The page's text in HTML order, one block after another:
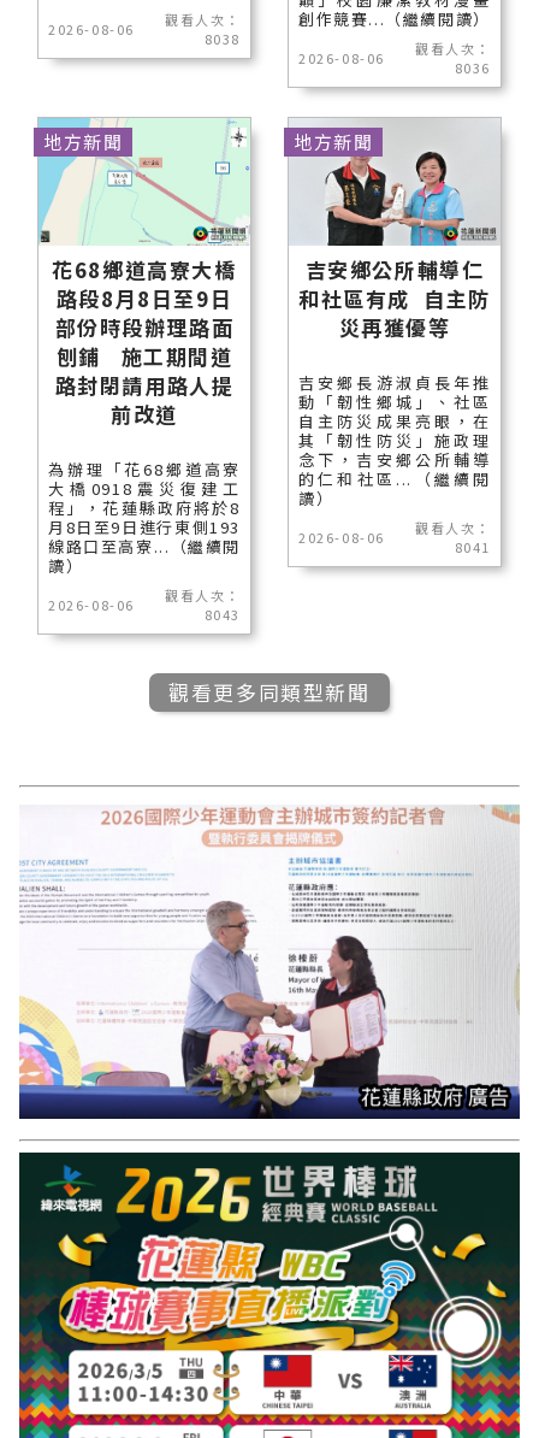
2026-08-06
觀看人次：
8038
創作競賽...（繼續閱讀）
2026-08-06
觀看人次：
8036
花68鄉道高寮大橋
路段8月8日至9日
部份時段辦理路面
刨鋪 施工期間道
路封閉請用路人提
前改道
為辦理「花68鄉道高寮
大橋0918震災復建工
程」，花蓮縣政府將於8
月8日至9日進行東側193
線路口至高寮...（繼續閱
讀）
2026-08-06
觀看人次：
8043
地方新聞
吉安鄉公所輔導仁
和社區有成 自主防
災再獲優等
吉安鄉長游淑貞長年推
動「韌性鄉城」、社區
自主防災成果亮眼，在
其「韌性防災」施政理
念下，吉安鄉公所輔導
的仁和社區...（繼續閱
讀）
2026-08-06
觀看人次：
8041
地方新聞
觀看更多同類型新聞